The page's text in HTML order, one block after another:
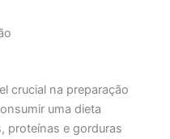
crucial na preparação
uma dieta
proteínas e gorduras